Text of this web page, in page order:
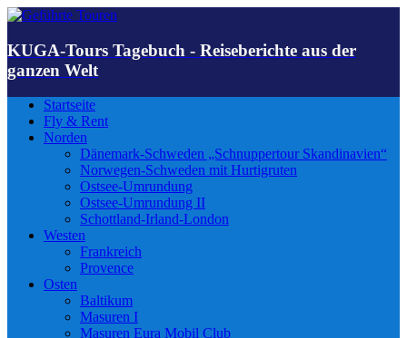
KUGA-Tours Tagebuch - Reiseberichte aus der
ganzen Welt
Startseite
Fly & Rent
Norden
Dänemark-Schweden „Schnuppertour Skandinavien“
Norwegen-Schweden mit Hurtigruten
Ostsee-Umrundung
Ostsee-Umrundung II
Schottland-Irland-London
Westen
Frankreich
Provence
Osten
Baltikum
Masuren I
Masuren Eura Mobil Club